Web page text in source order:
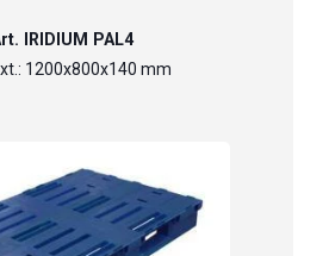
IRIDIUM PAL4
1200x800x140 mm